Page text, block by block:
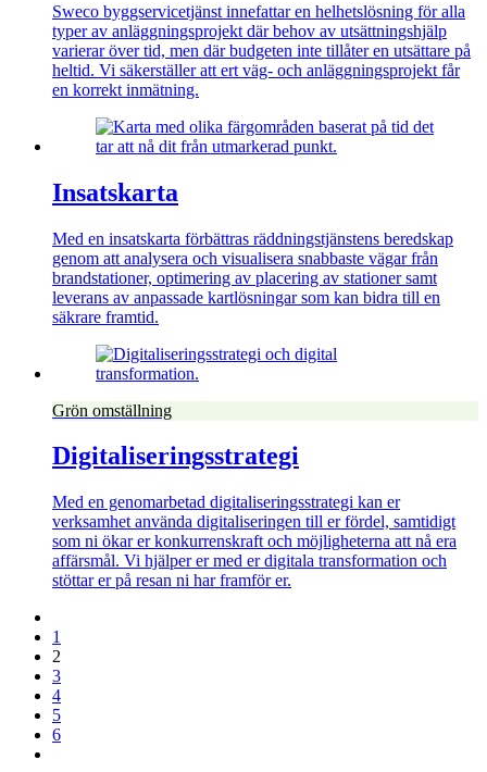
Sweco byggservicetjänst innefattar en helhetslösning för alla
typer av anläggningsprojekt där behov av utsättningshjälp
varierar över tid, men där budgeten inte tillåter en utsättare på
heltid. Vi säkerställer att ert väg- och anläggningsprojekt får
en korrekt inmätning.
Insatskarta
Med en insatskarta förbättras räddningstjänstens beredskap
genom att analysera och visualisera snabbaste vägar från
brandstationer, optimering av placering av stationer samt
leverans av anpassade kartlösningar som kan bidra till en
säkrare framtid.
Grön omställning
Digitaliseringsstrategi
Med en genomarbetad digitaliseringsstrategi kan er
verksamhet använda digitaliseringen till er fördel, samtidigt
som ni ökar er konkurrenskraft och möjligheterna att nå era
affärsmål. Vi hjälper er med er digitala transformation och
stöttar er på resan ni har framför er.
1
2
3
4
5
6